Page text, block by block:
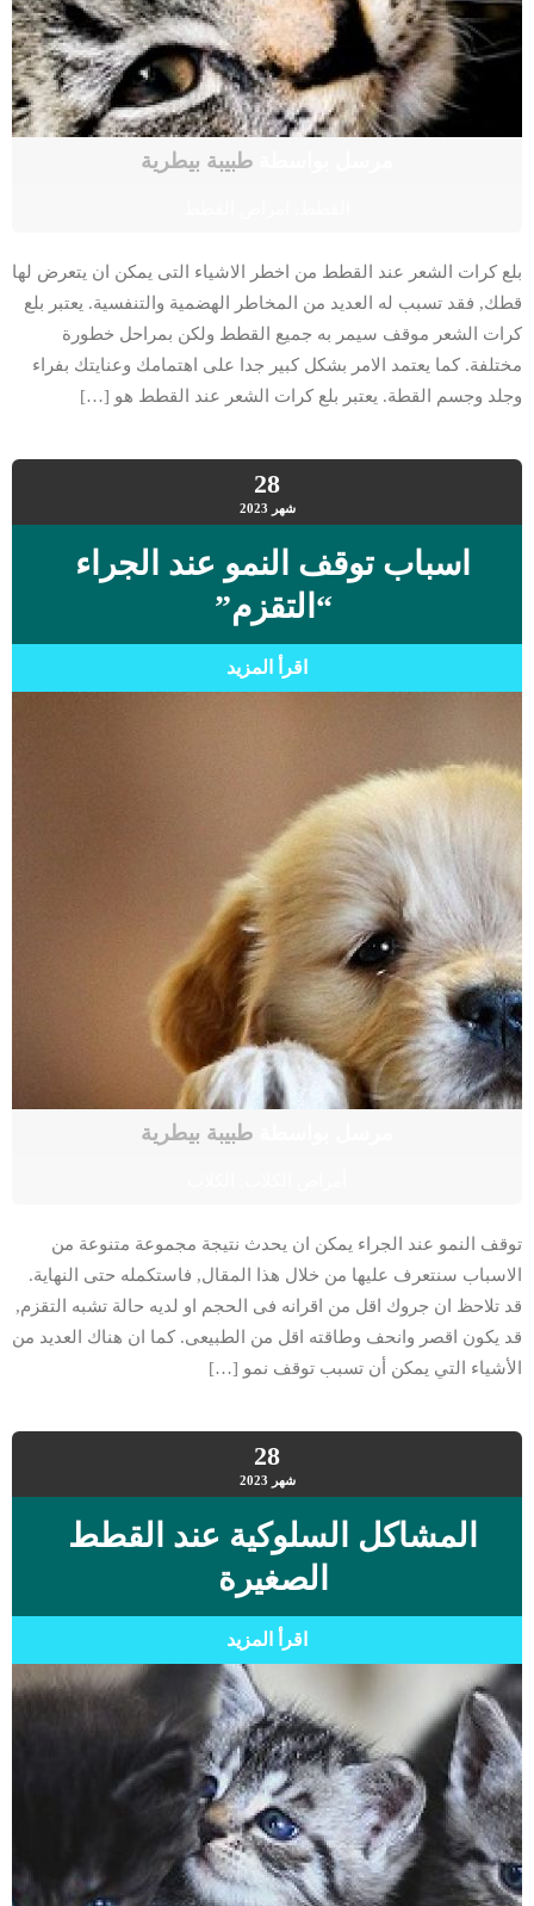
طبيبة بيطرية
بلع كرات الشعر عند القطط من اخطر الاشياء التى يمكن ان يتعرض لها
قطك, فقد تسبب له العديد من المخاطر الهضمية والتنفسية. يعتبر بلع
كرات الشعر موقف سيمر به جميع القطط ولكن بمراحل خطورة
مختلفة. كما يعتمد الامر بشكل كبير جدا على اهتمامك وعنايتك بفراء
وجلد وجسم القطة. يعتبر بلع كرات الشعر عند القطط هو […]
28
شهر 2023
اسباب توقف النمو عند الجراء
“التقزم”
اقرأ المزيد
طبيبة بيطرية
توقف النمو عند الجراء يمكن ان يحدث نتيجة مجموعة متنوعة من
الاسباب سنتعرف عليها من خلال هذا المقال, فاستكمله حتى النهاية.
قد تلاحظ ان جروك اقل من اقرانه فى الحجم او لديه حالة تشبه التقزم,
قد يكون اقصر وانحف وطاقته اقل من الطبيعى. كما ان هناك العديد من
الأشياء التي يمكن أن تسبب توقف نمو […]
28
شهر 2023
المشاكل السلوكية عند القطط
الصغيرة
اقرأ المزيد